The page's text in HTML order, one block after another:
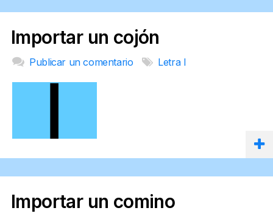
Importar un cojón
Publicar un comentario Letra I
Importar un comino